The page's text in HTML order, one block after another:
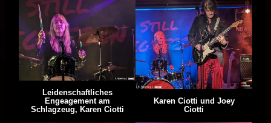
Leidenschaftliches
Engeagement am
Schlagzeug, Karen Ciotti
Karen Ciotti und Joey
Ciotti